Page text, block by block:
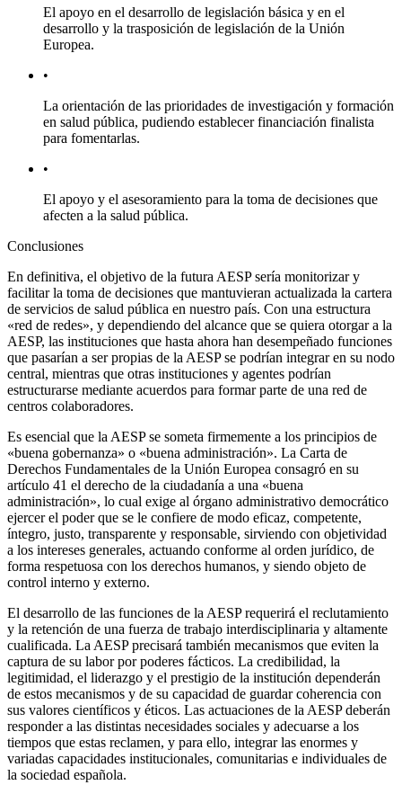
El apoyo en el desarrollo de legislación básica y en el
desarrollo y la trasposición de legislación de la Unión
Europea.
•
La orientación de las prioridades de investigación y formación
en salud pública, pudiendo establecer financiación finalista
para fomentarlas.
•
El apoyo y el asesoramiento para la toma de decisiones que
afecten a la salud pública.
Conclusiones
En definitiva, el objetivo de la futura AESP sería monitorizar y
facilitar la toma de decisiones que mantuvieran actualizada la cartera
de servicios de salud pública en nuestro país. Con una estructura
«red de redes», y dependiendo del alcance que se quiera otorgar a la
AESP, las instituciones que hasta ahora han desempeñado funciones
que pasarían a ser propias de la AESP se podrían integrar en su nodo
central, mientras que otras instituciones y agentes podrían
estructurarse mediante acuerdos para formar parte de una red de
centros colaboradores.
Es esencial que la AESP se someta firmemente a los principios de
«buena gobernanza» o «buena administración». La Carta de
Derechos Fundamentales de la Unión Europea consagró en su
artículo 41 el derecho de la ciudadanía a una «buena
administración», lo cual exige al órgano administrativo democrático
ejercer el poder que se le confiere de modo eficaz, competente,
íntegro, justo, transparente y responsable, sirviendo con objetividad
a los intereses generales, actuando conforme al orden jurídico, de
forma respetuosa con los derechos humanos, y siendo objeto de
control interno y externo.
El desarrollo de las funciones de la AESP requerirá el reclutamiento
y la retención de una fuerza de trabajo interdisciplinaria y altamente
cualificada. La AESP precisará también mecanismos que eviten la
captura de su labor por poderes fácticos. La credibilidad, la
legitimidad, el liderazgo y el prestigio de la institución dependerán
de estos mecanismos y de su capacidad de guardar coherencia con
sus valores científicos y éticos. Las actuaciones de la AESP deberán
responder a las distintas necesidades sociales y adecuarse a los
tiempos que estas reclamen, y para ello, integrar las enormes y
variadas capacidades institucionales, comunitarias e individuales de
la sociedad española.